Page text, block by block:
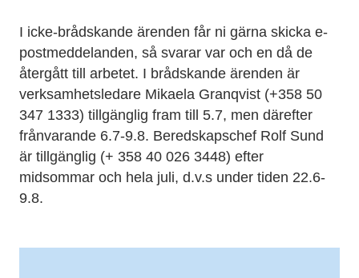
I icke-brådskande ärenden får ni gärna skicka e-
postmeddelanden, så svarar var och en då de
återgått till arbetet. I brådskande ärenden är
verksamhetsledare Mikaela Granqvist (+358 50
347 1333) tillgänglig fram till 5.7, men därefter
frånvarande 6.7-9.8. Beredskapschef Rolf Sund
är tillgänglig (+ 358 40 026 3448) efter
midsommar och hela juli, d.v.s under tiden 22.6-
9.8.